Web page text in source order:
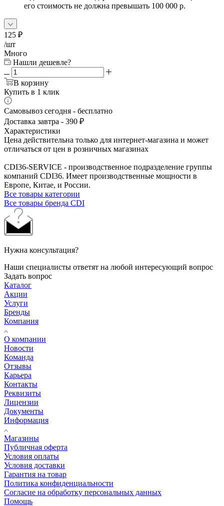
его стоимость не должна превышать 100 000 р.
125 ₽
/шт
Много
Нашли дешевле?
В корзину
Купить в 1 клик
Самовывоз сегодня - бесплатно
Доставка завтра - 390 ₽
Характеристики
Цена действительна только для интернет-магазина и может
отличаться от цен в розничных магазинах
CDI36-SERVICE - производственное подразделение группы
компаний CDI36. Имеет производственные мощности в
Европе, Китае, и России.
Все товары категории
Все товары бренда CDI
Нужна консультация?
Наши специалисты ответят на любой интересующий вопрос
Задать вопрос
Каталог
Акции
Услуги
Бренды
Компания
О компании
Новости
Команда
Отзывы
Карьера
Контакты
Реквизиты
Лицензии
Документы
Информация
Магазины
Публичная оферта
Условия оплаты
Условия доставки
Гарантия на товар
Политика конфиденциальности
Согласие на обработку персональных данных
Помощь